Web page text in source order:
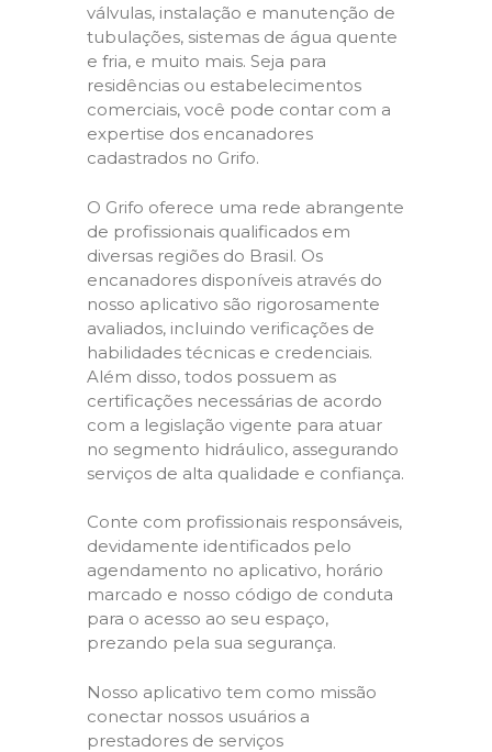
válvulas, instalação e manutenção de
tubulações, sistemas de água quente
e fria, e muito mais. Seja para
residências ou estabelecimentos
comerciais, você pode contar com a
expertise dos encanadores
cadastrados no Grifo.
O Grifo oferece uma rede abrangente
de profissionais qualificados em
diversas regiões do Brasil. Os
encanadores disponíveis através do
nosso aplicativo são rigorosamente
avaliados, incluindo verificações de
habilidades técnicas e credenciais.
Além disso, todos possuem as
certificações necessárias de acordo
com a legislação vigente para atuar
no segmento hidráulico, assegurando
serviços de alta qualidade e confiança.
Conte com profissionais responsáveis,
devidamente identificados pelo
agendamento no aplicativo, horário
marcado e nosso código de conduta
para o acesso ao seu espaço,
prezando pela sua segurança.
Nosso aplicativo tem como missão
conectar nossos usuários a
prestadores de serviços